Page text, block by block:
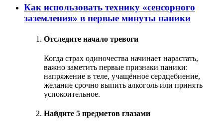
Как использовать технику «сенсорного
заземления» в первые минуты паники
Отследите начало тревоги
Когда страх одиночества начинает нарастать,
важно заметить первые признаки паники:
напряжение в теле, учащённое сердцебиение,
желание срочно выпить алкоголь или принять
успокоительное.
Найдите 5 предметов глазами